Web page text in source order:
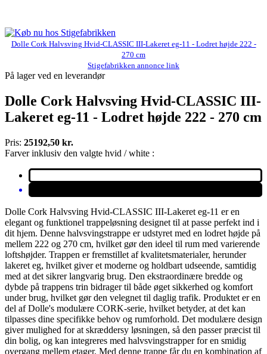
Dolle Cork Halvsving Hvid-CLASSIC III-Lakeret eg-11 - Lodret højde 222 -
270 cm
Stigefabrikken annonce link
På lager ved en leverandør
Dolle Cork Halvsving Hvid-CLASSIC III-
Lakeret eg-11 - Lodret højde 222 - 270 cm
Pris: 25192,50 kr.
Farver inklusiv den valgte hvid / white :
Dolle Cork Halvsving Hvid-CLASSIC III-Lakeret eg-11 er en
elegant og funktionel trappeløsning designet til at passe perfekt ind i
dit hjem. Denne halvsvingstrappe er udstyret med en lodret højde på
mellem 222 og 270 cm, hvilket gør den ideel til rum med varierende
loftshøjder. Trappen er fremstillet af kvalitetsmaterialer, herunder
lakeret eg, hvilket giver et moderne og holdbart udseende, samtidig
med at det sikrer langvarig brug. Den ekstraordinære bredde og
dybde på trappens trin bidrager til både øget sikkerhed og komfort
under brug, hvilket gør den velegnet til daglig trafik. Produktet er en
del af Dolle's modulære CORK-serie, hvilket betyder, at det kan
tilpasses dine specifikke behov og rumforhold. Det modulære design
giver mulighed for at skræddersy løsningen, så den passer præcist til
din bolig, og kan integreres med halvsvingstrapper for en smidig
overgang mellem etager. Med denne trappe får du en kombination af